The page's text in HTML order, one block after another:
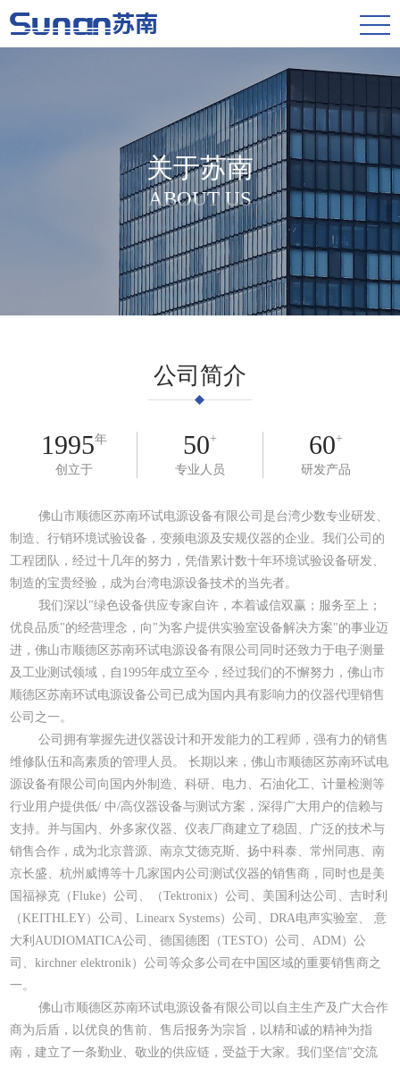
关于苏南
ABOUT US
公司简介
1995年
创立于
50+
专业人员
60+
研发产品
佛山市顺德区苏南环试电源设备有限公司是台湾少数专业研发、
制造、行销环境试验设备，变频电源及安规仪器的企业。我们公司的
工程团队，经过十几年的努力，凭借累计数十年环境试验设备研发、
制造的宝贵经验，成为台湾电源设备技术的当先者。
我们深以"绿色设备供应专家自许，本着诚信双赢；服务至上；
优良品质"的经营理念，向"为客户提供实验室设备解决方案"的事业迈
进，佛山市顺德区苏南环试电源设备有限公司同时还致力于电子测量
及工业测试领域，自1995年成立至今，经过我们的不懈努力，佛山市
顺德区苏南环试电源设备公司已成为国内具有影响力的仪器代理销售
公司之一。
公司拥有掌握先进仪器设计和开发能力的工程师，强有力的销售
维修队伍和高素质的管理人员。 长期以来，佛山市顺德区苏南环试电
源设备有限公司向国内外制造、科研、电力、石油化工、计量检测等
行业用户提供低/ 中/高仪器设备与测试方案，深得广大用户的信赖与
支持。并与国内、外多家仪器、仪表厂商建立了稳固、广泛的技术与
销售合作，成为北京普源、南京艾德克斯、扬中科泰、常州同惠、南
京长盛、杭州威博等十几家国内公司测试仪器的销售商，同时也是美
国福禄克（Fluke）公司、（Tektronix）公司、美国利达公司、吉时利
（KEITHLEY）公司、Linearx Systems）公司、DRA电声实验室、 意
大利AUDIOMATICA公司、德国德图（TESTO）公司、ADM）公
司、kirchner elektronik）公司等众多公司在中国区域的重要销售商之
一。
佛山市顺德区苏南环试电源设备有限公司以自主生产及广大合作
商为后盾，以优良的售前、售后报务为宗旨，以精和诚的精神为指
南，建立了一条勤业、敬业的供应链，受益于大家。我们坚信"交流